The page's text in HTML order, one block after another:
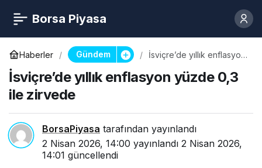
Borsa Piyasa
Haberler Gündem
İsviçre’de yıllık enflasyon
İsviçre’de yıllık enflasyon yüzde 0,3
ile zirvede
BorsaPiyasa tarafından yayınlandı
2 Nisan 2026, 14:00 yayınlandı 2 Nisan 2026,
14:01 güncellendi